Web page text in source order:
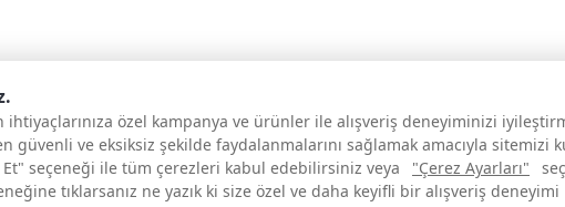
özel kampanya ve ürünler ile alışveriş deneyiminizi
güvenli ve eksiksiz şekilde faydalanmalarını sağlamak amacıyla sitemizi
seçeneği ile tüm çerezleri kabul edebilirsiniz veya
"Çerez Ayarları"
tıklarsanız ne yazık ki size özel ve daha keyifli bir alışveriş deneyimi